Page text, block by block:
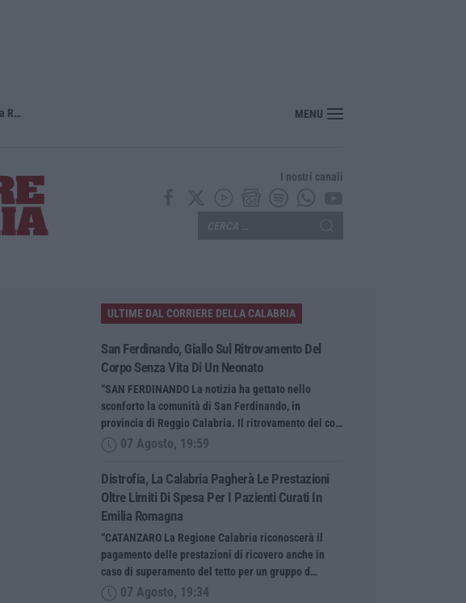
Distrofia, la Calabria pagherà le prestazioni oltre limiti di spesa per i pazienti curati in Emilia Romagna «Narcos colombiani in Ucraina per addestrarsi all’uso dei droni»
MENU
I nostri canali
ULTIME DAL CORRIERE DELLA CALABRIA
San Ferdinando, Giallo Sul Ritrovamento Del
Corpo Senza Vita Di Un Neonato
“SAN FERDINANDO La notizia ha gettato nello
sconforto la comunità di San Ferdinando, in
provincia di Reggio Calabria. Il ritrovamento del co…
07 Agosto, 19:59
Distrofia, La Calabria Pagherà Le Prestazioni
Oltre Limiti Di Spesa Per I Pazienti Curati In
Emilia Romagna
“CATANZARO La Regione Calabria riconoscerà il
pagamento delle prestazioni di ricovero anche in
caso di superamento del tetto per un gruppo d…
07 Agosto, 19:34